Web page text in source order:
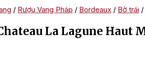
/ Rượu Vang Pháp / Bordeaux / Bờ trái /
La Lagune Haut